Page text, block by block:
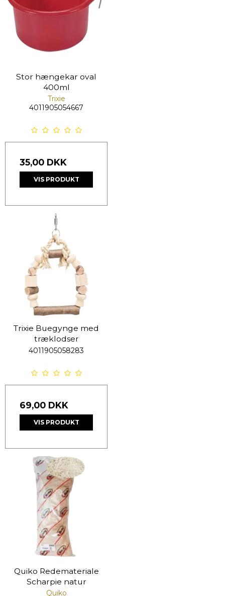
Stor hængekar oval
400ml
Trixie
4011905054667
35,00 DKK
VIS PRODUKT
Trixie Buegynge med
træklodser
4011905058283
69,00 DKK
VIS PRODUKT
Quiko Redemateriale
Scharpie natur
Quiko